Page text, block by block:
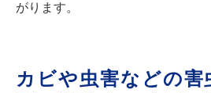
がります。
カビや虫害などの害